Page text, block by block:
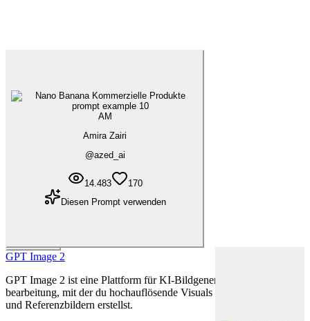
AM
Amira Zairi
@azed_ai
14.483
170
Diesen Prompt verwenden
GPT Image 2
GPT Image 2 ist eine Plattform für KI-Bildgenerierung und -
bearbeitung, mit der du hochauflösende Visuals aus Text-Prompts
und Referenzbildern erstellst.